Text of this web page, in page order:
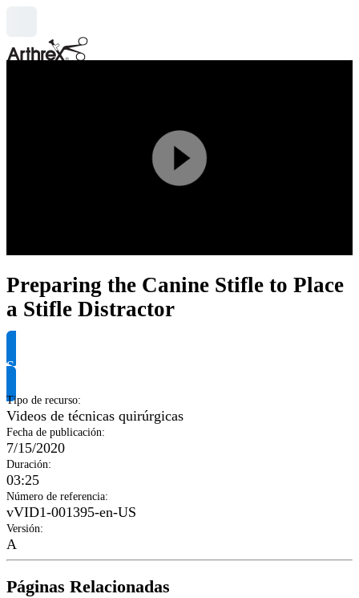
Play
Video
Preparing the Canine Stifle to Place
a Stifle Distractor
Solicitar información del producto
Tipo de recurso:
Videos de técnicas quirúrgicas
Fecha de publicación:
7/15/2020
Duración:
03:25
Número de referencia:
vVID1-001395-en-US
Versión:
A
Páginas Relacionadas